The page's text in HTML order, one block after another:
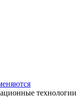
технологии